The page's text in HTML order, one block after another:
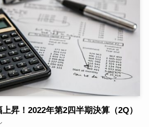
昇！2022年第2四半期決算（2Q）